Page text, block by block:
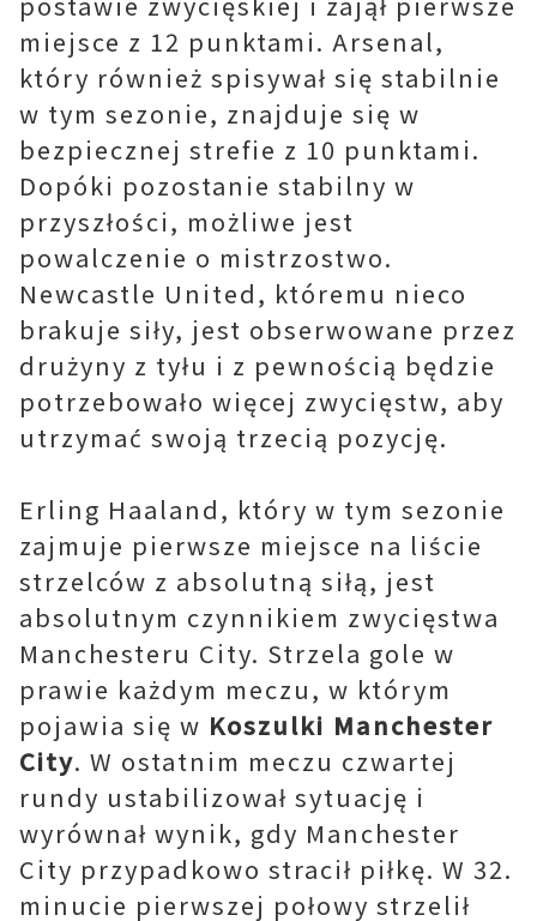
miejsce z 12 punktami. Arsenal,
który również spisywał się stabilnie
w tym sezonie, znajduje się w
bezpiecznej strefie z 10 punktami.
Dopóki pozostanie stabilny w
przyszłości, możliwe jest
powalczenie o mistrzostwo.
Newcastle United, któremu nieco
brakuje siły, jest obserwowane przez
drużyny z tyłu i z pewnością będzie
potrzebowało więcej zwycięstw, aby
utrzymać swoją trzecią pozycję.
Erling Haaland, który w tym sezonie
zajmuje pierwsze miejsce na liście
strzelców z absolutną siłą, jest
absolutnym czynnikiem zwycięstwa
Manchesteru City. Strzela gole w
prawie każdym meczu, w którym
pojawia się w Koszulki Manchester
City. W ostatnim meczu czwartej
rundy ustabilizował sytuację i
wyrównał wynik, gdy Manchester
City przypadkowo stracił piłkę. W 32.
minucie pierwszej połowy strzelił